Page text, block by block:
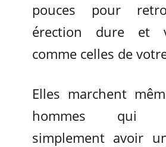
pouces pour
érection dure et
comme celles de
Elles marchent
hommes qui
simplement avoir